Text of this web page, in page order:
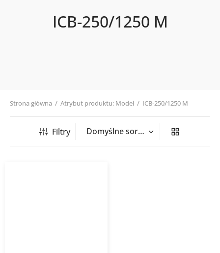
ICB-250/1250 M
Strona główna / Atrybut produktu: Model / ICB-250/1250 M
Filtry